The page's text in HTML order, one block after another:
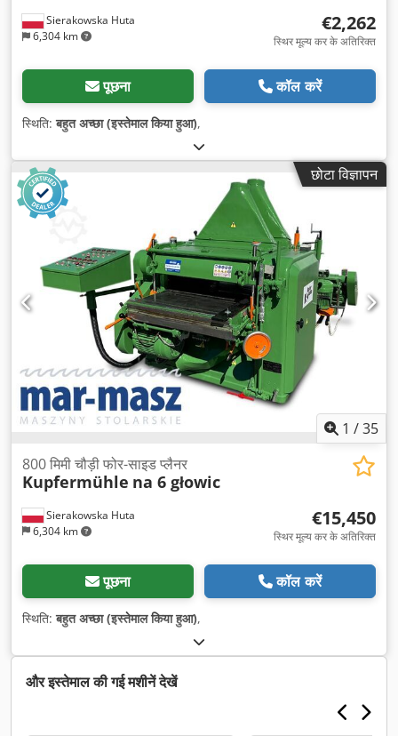
Sierakowska Huta
6,304 km
€2,262
स्थिर मूल्य कर के अतिरिक्त
पूछना कॉल करें
स्थिति:बहुत अच्छा (इस्तेमाल किया हुआ),
छोटा विज्ञापन
1 /35
Sierakowska Huta
6,304 km
800 मिमी चौड़ी फोर-साइड प्लैनर
Kupfermühle na 6 głowic
€15,450
स्थिर मूल्य कर के अतिरिक्त
पूछना कॉल करें
स्थिति:बहुत अच्छा (इस्तेमाल किया हुआ),
और इस्तेमाल की गई मशीनें देखें